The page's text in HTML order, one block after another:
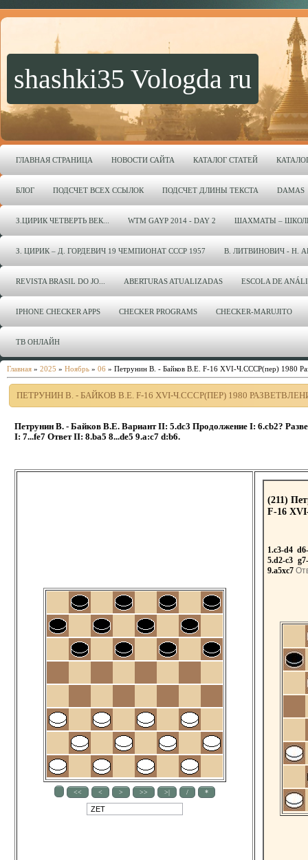
shashki35 Vologda ru
ГЛАВНАЯ СТРАНИЦА НОВОСТИ САЙТА КАТАЛОГ СТАТЕЙ
БЛОГ ПОДСЧЕТ ВСЕХ ССЫЛОК ПОДСЧЕТ ДЛИНЫ ТЕКСТА DAMAS
З.ЦИРИК ЧЕТВЕРТЬ ВЕК... WTM GAYP 2014 - DAY 2 ШАХМАТЫ –
З. ЦИРИК – Д. ГОРДЕВИЧ 19 ЧЕМПИОНАТ СССР 1957 В. ЛИТВИНОВИЧ - Н.
REVISTA BRASIL DO JO... ABERTURAS ATUALIZADAS ESCOLA DE
IPHONE CHECKER APPS CHECKER PROGRAMS CHECKER-MARUJITO
ТВ ОНЛАЙН
Главная » 2025 » Ноябрь » 06 » Петрунин В. - Байков В.Е. F-16 XVI-Ч.СССР(пер) 1980
ПЕТРУНИН В. - БАЙКОВ В.Е. F-16 XVI-Ч.СССР(ПЕР) 1980
Петрунин В. - Байков В.Е. Вариант II: 5.dc3 Продолжение I: 6.сb2?
I: 7...fe7 Ответ II: 8.ba5 8...de5 9.a:c7 d:b6.
(211)
F-16
1.c3-d4
5.d2-c3
9.a5xc7